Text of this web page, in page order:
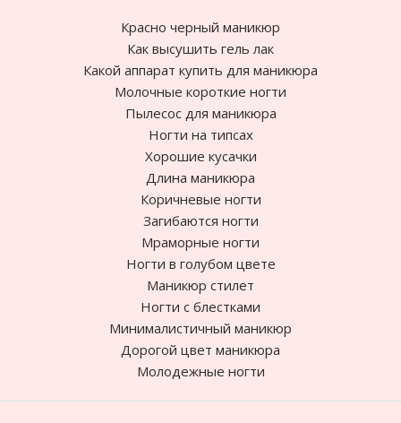
Красно черный маникюр
Как высушить гель лак
Какой аппарат купить для маникюра
Молочные короткие ногти
Пылесос для маникюра
Ногти на типсах
Хорошие кусачки
Длина маникюра
Коричневые ногти
Загибаются ногти
Мраморные ногти
Ногти в голубом цвете
Маникюр стилет
Ногти с блестками
Минималистичный маникюр
Дорогой цвет маникюра
Молодежные ногти